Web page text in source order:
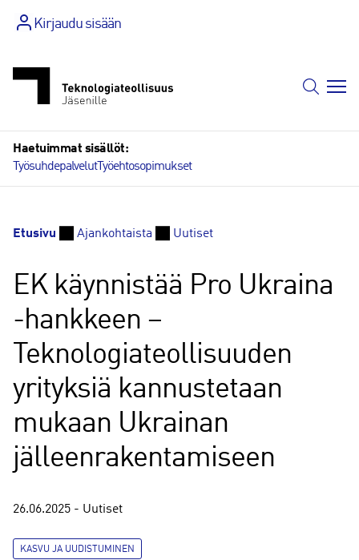
sisältöönKirjaudu sisään
Haetuimmat sisällöt:
TyösuhdepalvelutTyöehtosopimukset
Etusivu Ajankohtaista Uutiset
EK käynnistää Pro Ukraina
-hankkeen –
Teknologiateollisuuden
yrityksiä kannustetaan
mukaan Ukrainan
jälleenrakentamiseen
26.06.2025 - Uutiset
KASVU JA UUDISTUMINEN